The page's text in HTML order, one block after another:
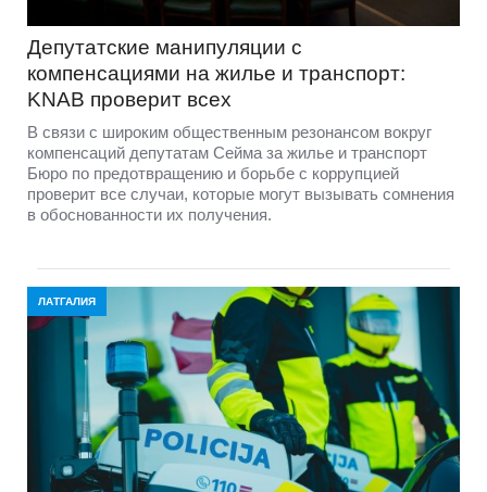
Депутатские манипуляции с
компенсациями на жилье и транспорт:
KNAB проверит всех
В связи с широким общественным резонансом вокруг
компенсаций депутатам Сейма за жилье и транспорт
Бюро по предотвращению и борьбе с коррупцией
проверит все случаи, которые могут вызывать сомнения
в обоснованности их получения.
ЛАТГАЛИЯ